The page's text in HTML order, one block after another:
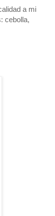
a mi
cebolla,